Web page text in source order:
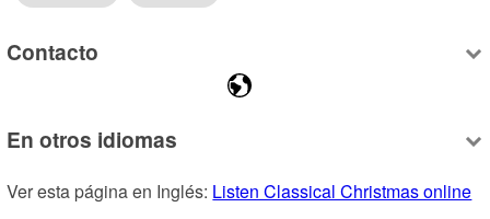
Contacto
En otros idiomas
Ver esta página en Inglés: Listen Classical Christmas online